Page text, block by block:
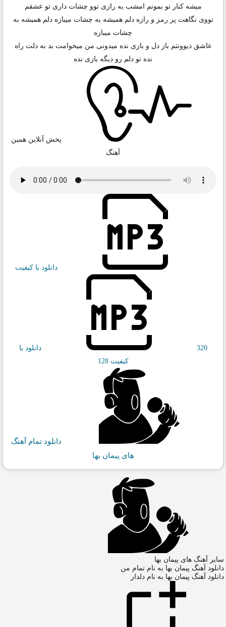
میشه کنار تو بمونم امشب یه رازی توو چشات داری تو عشقم
تووی نگاهت پر رمز و رازه دلم همیشه به چشات میبازه دلم همیشه به
چشات میبازه
عاشق دیوونتم باز دل و بازی نده میدونی من میخوامت بد به دلت راه
نده تو دلم رو دیگه بازی نده
پخش آنلاین همین
آهنگ
دانلود با کیفیت
320
دانلود با
کیفیت 128
دانلود تمام آهنگ
های پیمان بها
سایر آهنگ های پیمان بها
دانلود آهنگ پیمان بها به نام تمام من
دانلود آهنگ پیمان بها به نام دلدار